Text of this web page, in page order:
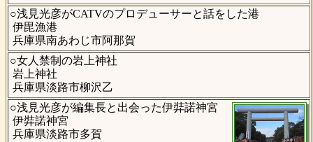
○浅見光彦がCATVのプロデューサーと話をした港
伊毘漁港
兵庫県南あわじ市阿那賀
○女人禁制の岩上神社
岩上神社
兵庫県淡路市柳沢乙
○浅見光彦が編集長と出会った伊弉諾神宮
伊弉諾神宮
兵庫県淡路市多賀